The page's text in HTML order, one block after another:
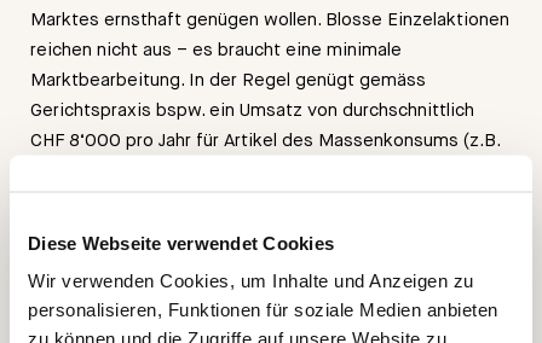
Diese Webseite verwendet Cookies
Wir verwenden Cookies, um Inhalte und Anzeigen zu
personalisieren, Funktionen für soziale Medien anbieten
zu können und die Zugriffe auf unsere Website zu
Marktes ernsthaft genügen wollen. Blosse Einzelaktionen
reichen nicht aus – es braucht eine minimale
Marktbearbeitung. In der Regel genügt gemäss
Gerichtspraxis bspw. ein Umsatz von durchschnittlich
CHF 8‘000 pro Jahr für Artikel des Massenkonsums (z.B.
Teilgebrauch
Wird der Nichtgebrauch nur für einen Teil der